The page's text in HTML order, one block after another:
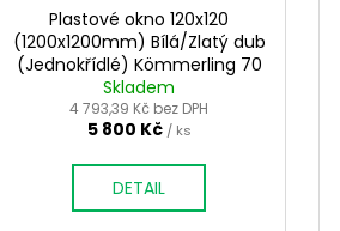
Plastové okno 120x120
(1200x1200mm) Bílá/Zlatý dub
(Jednokřídlé) Kömmerling 70
AD
Skladem
4 793,39 Kč bez DPH
5 800 Kč / ks
DETAIL